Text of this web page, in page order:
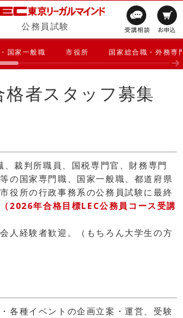
公務員試験
国家一般職 市役所 国家総合職・外務専
格者スタッフ募集
裁判所職員、国税専門官、財務専門
の国家専門職、国家一般職、都道府県
役所の行政事務系の公務員試験に最終
（2026年合格目標LEC公務員コース受講
人経験者歓迎。（もちろん大学生の方
各種イベントの企画立案・運営、受験